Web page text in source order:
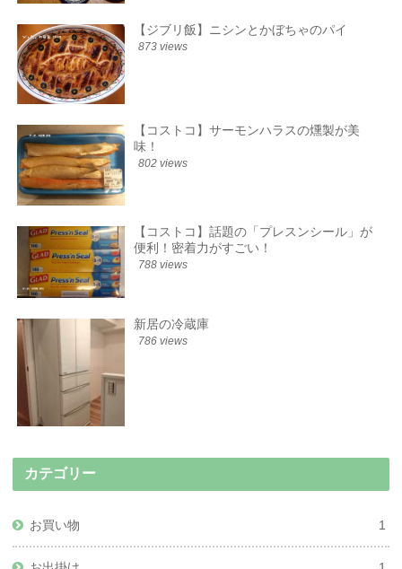
【ジブリ飯】ニシンとかぼちゃのパイ
873 views
【コストコ】サーモンハラスの燻製が美
味！
802 views
【コストコ】話題の「プレスンシール」が
便利！密着力がすごい！
788 views
新居の冷蔵庫
786 views
カテゴリー
お買い物 1